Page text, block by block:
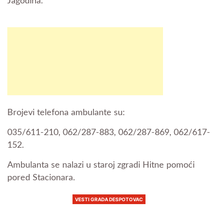
Brojevi telefona ambulante su:
035/611-210, 062/287-883, 062/287-869, 062/617-
152.
Ambulanta se nalazi u staroj zgradi Hitne pomoći
pored Stacionara.
VESTI GRADA DESPOTOVAC